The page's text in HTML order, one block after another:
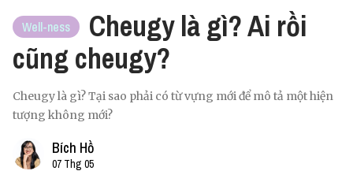
Well-ness
Cheugy là gì? Ai rồi
cũng cheugy?
Cheugy là gì? Tại sao phải có từ vựng mới để mô tả một hiện
tượng không mới?
Bích Hồ
07 Thg 05